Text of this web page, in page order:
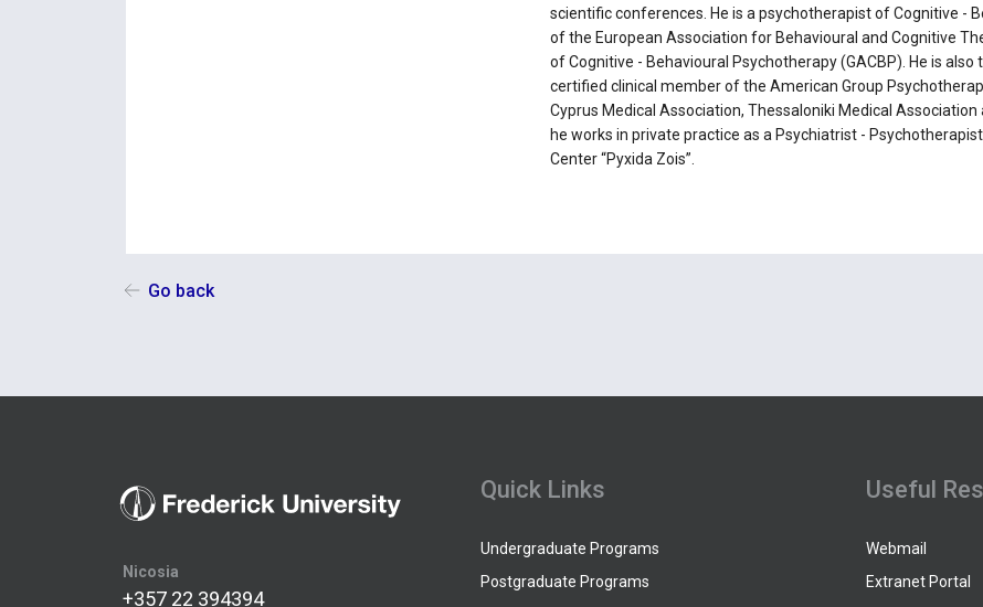
scientific conferences. He is a psychotherapist of Cognitive -
of the European Association for Behavioural and Cognitive
of Cognitive - Behavioural Psychotherapy (GACBP). He is
certified clinical member of the American Group
Cyprus Medical Association, Thessaloniki Medical Association
he works in private practice as a Psychiatrist -
Center “Pyxida Zois”.
Go back
Nicosia
+357 22 394394
Quick Links
Undergraduate Programs
Postgraduate Programs
Useful
Webmail
Extranet Portal